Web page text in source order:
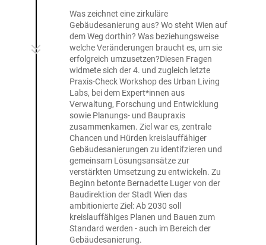
7
Was zeichnet eine zirkuläre
Gebäudesanierung aus? Wo steht Wien auf
dem Weg dorthin? Was beziehungsweise
welche Veränderungen braucht es, um sie
erfolgreich umzusetzen?Diesen Fragen
widmete sich der 4. und zugleich letzte
Praxis-Check Workshop des Urban Living
Labs, bei dem Expert*innen aus
Verwaltung, Forschung und Entwicklung
sowie Planungs- und Baupraxis
zusammenkamen. Ziel war es, zentrale
Chancen und Hürden kreislauffähiger
Gebäudesanierungen zu identifzieren und
gemeinsam Lösungsansätze zur
verstärkten Umsetzung zu entwickeln. Zu
Beginn betonte Bernadette Luger von der
Baudirektion der Stadt Wien das
ambitionierte Ziel: Ab 2030 soll
kreislauffähiges Planen und Bauen zum
Standard werden - auch im Bereich der
Gebäudesanierung.